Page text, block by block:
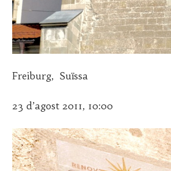
Freiburg, Suïssa
23 d’agost 2011, 10:00